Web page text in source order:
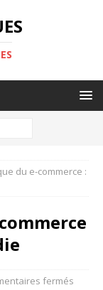
du e-commerce :
fermés